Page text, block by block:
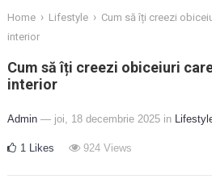
Home › Lifestyle › Cum să îți creezi
interior
Cum să îți creezi obiceiuri
interior
Admin — joi, 18 decembrie 2025 in
1 Likes 924Views